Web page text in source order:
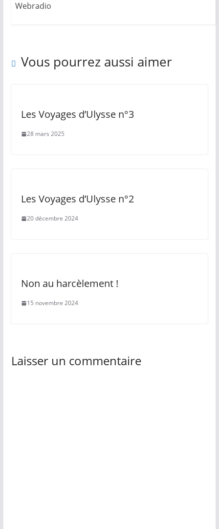
Webradio
Vous pourrez aussi aimer
Les Voyages d’Ulysse n°3
28 mars 2025
Les Voyages d’Ulysse n°2
20 décembre 2024
Non au harcèlement !
15 novembre 2024
Laisser un commentaire